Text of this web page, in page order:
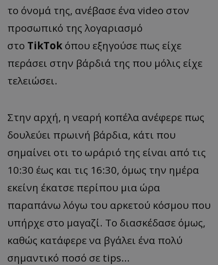
το όνομά της, ανέβασε ένα video στον
προσωπικό της λογαριασμό
στο TikTok όπου εξηγούσε πως είχε
περάσει στην βάρδιά της που μόλις είχε
τελειώσει.
Στην αρχή, η νεαρή κοπέλα ανέφερε πως
δουλεύει πρωινή βάρδια, κάτι που
σημαίνει οτι το ωράριό της είναι από τις
10:30 έως και τις 16:30, όμως την ημέρα
εκείνη έκατσε περίπου μια ώρα
παραπάνω λόγω του αρκετού κόσμου που
υπήρχε στο μαγαζί. Το διασκέδασε όμως,
καθώς κατάφερε να βγάλει ένα πολύ
σημαντικό ποσό σε tips…